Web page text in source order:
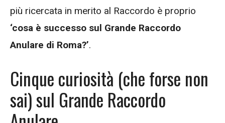
più ricercata in merito al Raccordo è proprio
‘cosa è successo sul Grande Raccordo
Anulare di Roma?’.
Cinque curiosità (che forse non
sai) sul Grande Raccordo